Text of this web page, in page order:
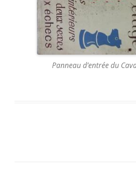
Panneau d’entrée du